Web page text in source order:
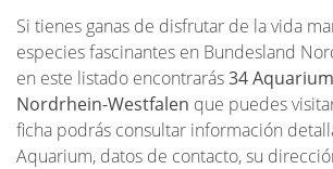
Si tienes ganas de disfrutar de la vida
especies fascinantes en Bundesland
en este listado encontrarás34
Nordrhein-Westfalen que puedes
ficha podrás consultar información
Aquarium, datos de contacto, su